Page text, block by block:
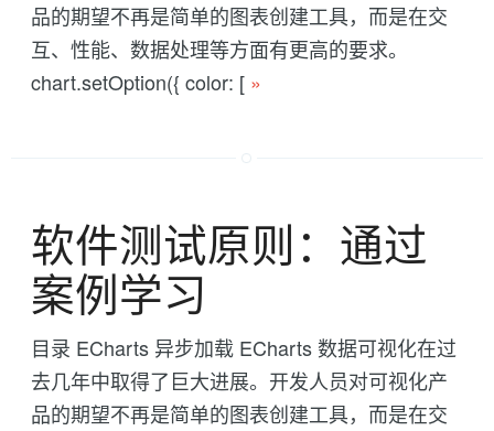
品的期望不再是简单的图表创建工具，而是在交
互、性能、数据处理等方面有更高的要求。
chart.setOption({ color: [ »
软件测试原则：通过
案例学习
目录 ECharts 异步加载 ECharts 数据可视化在过
去几年中取得了巨大进展。开发人员对可视化产
品的期望不再是简单的图表创建工具，而是在交